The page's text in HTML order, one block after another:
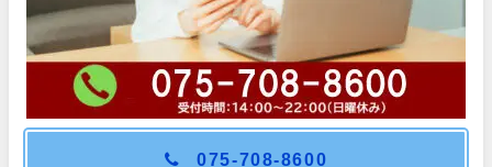
075-708-8600